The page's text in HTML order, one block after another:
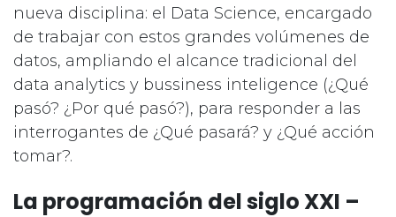
nueva disciplina: el Data Science, encargado
de trabajar con estos grandes volúmenes de
datos, ampliando el alcance tradicional del
data analytics y bussiness inteligence (¿Qué
pasó? ¿Por qué pasó?), para responder a las
interrogantes de ¿Qué pasará? y ¿Qué acción
tomar?.
La programación del siglo XXI –